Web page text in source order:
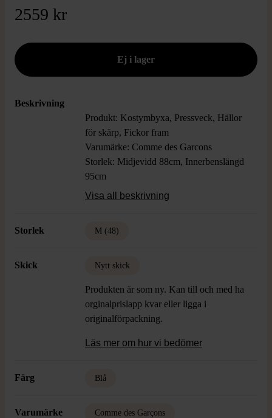
2559 kr
Beskrivning
Produkt: Kostymbyxa, Pressveck, Hällor
för skärp, Fickor fram
Varumärke: Comme des Garcons
Storlek: Midjevidd 88cm, Innerbenslängd
95cm
Färg: Blå
Skick: Nyskick
Visa all beskrivning
Storlek M (48)
Skick Nytt skick
Produkten är som ny. Kan till och med ha
orginalprislapp kvar eller ligga i
originalförpackning.
Läs mer om hur vi bedömer
Färg Blå
Varumärke Comme des Garçons